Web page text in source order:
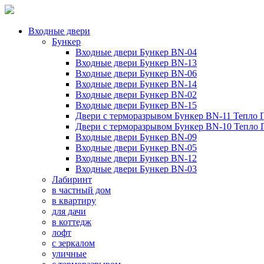
Входные двери
Бункер
Входные двери Бункер BN-04
Входные двери Бункер BN-13
Входные двери Бункер BN-06
Входные двери Бункер BN-14
Входные двери Бункер BN-02
Входные двери Бункер BN-15
Двери с терморазрывом Бункер BN-11 Тепло
Двери с терморазрывом Бункер BN-10 Тепло
Входные двери Бункер BN-09
Входные двери Бункер BN-05
Входные двери Бункер BN-12
Входные двери Бункер BN-03
Лабиринт
в частный дом
в квартиру
для дачи
в коттедж
лофт
с зеркалом
уличные